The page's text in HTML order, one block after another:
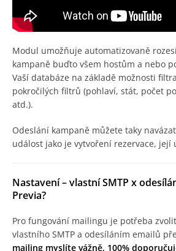
Modul umožňuje automatizovaně
kampaně buďto všem hostům a nebo
Vaší databáze na základě možnosti
pokročilých filtrů (pohlaví, stát, počet
atd.).
Odeslání kampaně můžete taky
událost jako je vytvoření rezervace, její
Nastavení – vlastní SMTP x
Previa?
Pro fungování mailingu je potřeba
vlastního SMTP a odesíláním emailů
mailing myslíte vážně, 100%